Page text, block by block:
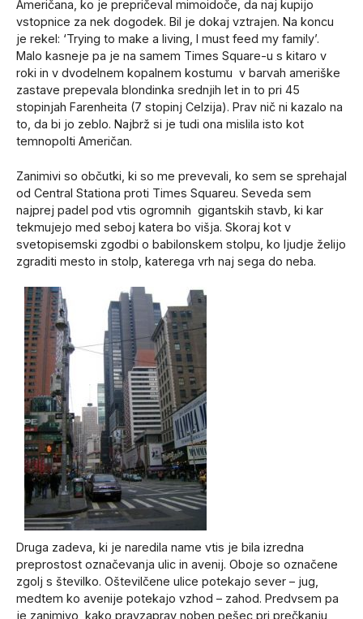
Američana, ko je prepričeval mimoidoče, da naj kupijo
vstopnice za nek dogodek. Bil je dokaj vztrajen. Na koncu
je rekel: ‘Trying to make a living, I must feed my family’.
Malo kasneje pa je na samem Times Square-u s kitaro v
roki in v dvodelnem kopalnem kostumu v barvah ameriške
zastave prepevala blondinka srednjih let in to pri 45
stopinjah Farenheita (7 stopinj Celzija). Prav nič ni kazalo na
to, da bi jo zeblo. Najbrž si je tudi ona mislila isto kot
temnopolti Američan.
Zanimivi so občutki, ki so me prevevali, ko sem se sprehajal
od Central Stationa proti Times Squareu. Seveda sem
najprej padel pod vtis ogromnih gigantskih stavb, ki kar
tekmujejo med seboj katera bo višja. Skoraj kot v
svetopisemski zgodbi o babilonskem stolpu, ko ljudje želijo
zgraditi mesto in stolp, katerega vrh naj sega do neba.
Druga zadeva, ki je naredila name vtis je bila izredna
preprostost označevanja ulic in avenij. Oboje so označene
zgolj s številko. Oštevilčene ulice potekajo sever – jug,
medtem ko avenije potekajo vzhod – zahod. Predvsem pa
je zanimivo, kako pravzaprav noben pešec pri prečkanju